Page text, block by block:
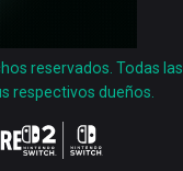
reservados. Todas las
respectivos dueños.